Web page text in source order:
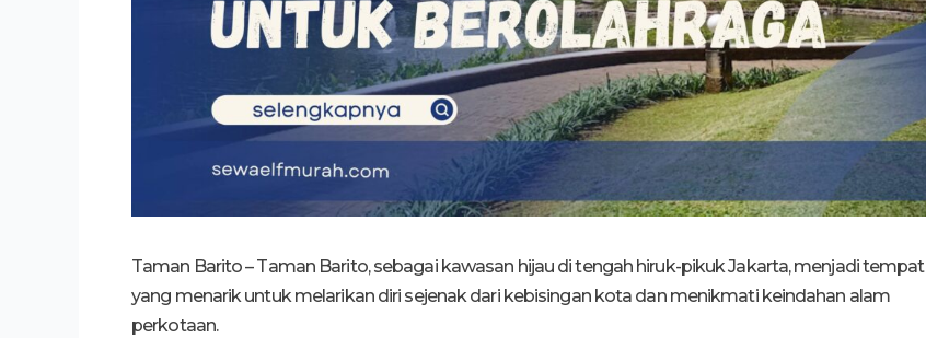
Taman Barito – Taman Barito, sebagai kawasan hijau di tengah hiruk-pikuk Jakarta, menjadi tempat
yang menarik untuk melarikan diri sejenak dari kebisingan kota dan menikmati keindahan alam
perkotaan.